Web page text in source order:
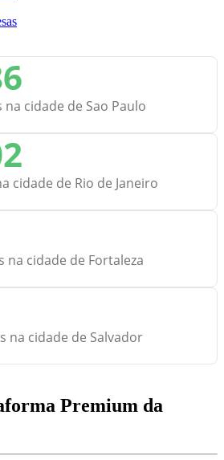
na cidade de Sao Paulo
cidade de Rio de Janeiro
na cidade de Fortaleza
na cidade de Salvador
Premium da